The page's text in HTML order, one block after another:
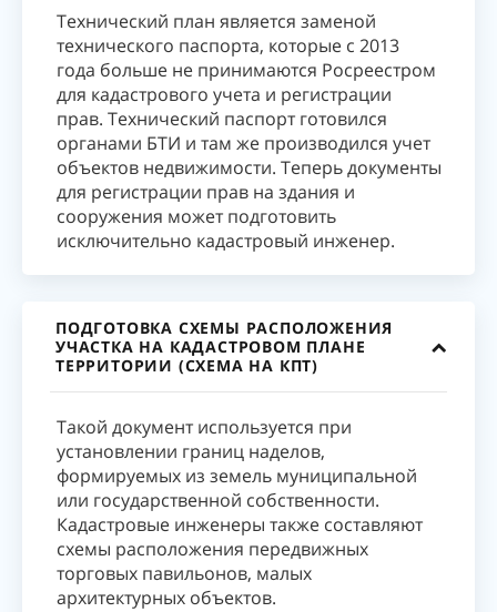
Технический план является заменой
технического паспорта, которые с 2013
года больше не принимаются Росреестром
для кадастрового учета и регистрации
прав. Технический паспорт готовился
органами БТИ и там же производился учет
объектов недвижимости. Теперь документы
для регистрации прав на здания и
сооружения может подготовить
исключительно кадастровый инженер.
ПОДГОТОВКА СХЕМЫ РАСПОЛОЖЕНИЯ
УЧАСТКА НА КАДАСТРОВОМ ПЛАНЕ
ТЕРРИТОРИИ (СХЕМА НА КПТ)
Такой документ используется при
установлении границ наделов,
формируемых из земель муниципальной
или государственной собственности.
Кадастровые инженеры также составляют
схемы расположения передвижных
торговых павильонов, малых
архитектурных объектов.